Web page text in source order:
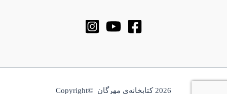
2026 کتابخانه‌ی مهرگان ©Copyright